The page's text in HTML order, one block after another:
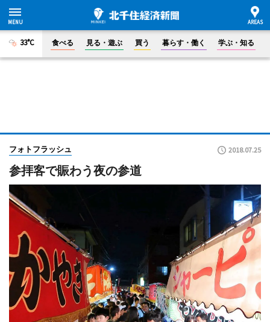
33°C 食べる 見る・遊ぶ 買う 暮らす・働く 学ぶ・知る
フォトフラッシュ 2018.07.25
参拝客で賑わう夜の参道